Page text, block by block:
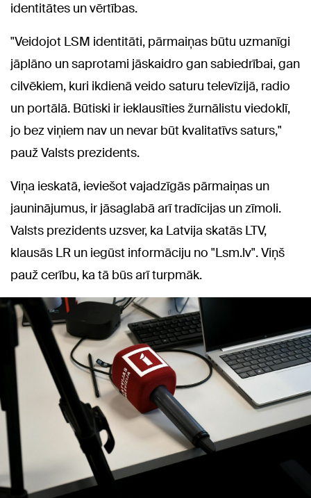
identitātes un vērtības.
"Veidojot LSM identitāti, pārmaiņas būtu uzmanīgi
jāplāno un saprotami jāskaidro gan sabiedrībai, gan
cilvēkiem, kuri ikdienā veido saturu televīzijā, radio
un portālā. Būtiski ir ieklausīties žurnālistu viedoklī,
jo bez viņiem nav un nevar būt kvalitatīvs saturs,"
pauž Valsts prezidents.
Viņa ieskatā, ieviešot vajadzīgās pārmaiņas un
jauninājumus, ir jāsaglabā arī tradīcijas un zīmoli.
Valsts prezidents uzsver, ka Latvija skatās LTV,
klausās LR un iegūst informāciju no "Lsm.lv". Viņš
pauž cerību, ka tā būs arī turpmāk.